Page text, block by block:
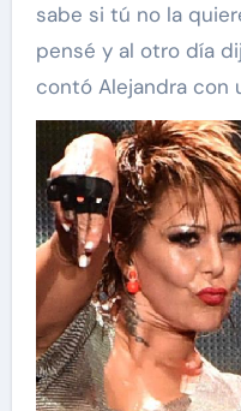
sabe si tú no la
pensé y al otro día
contó Alejandra con